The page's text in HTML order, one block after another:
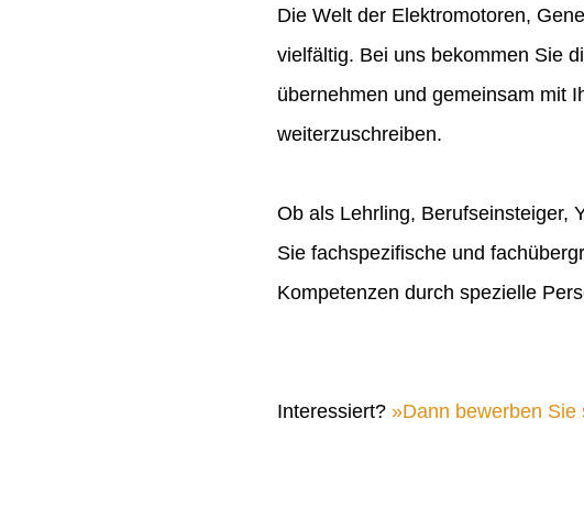
Die Welt der Elektromotoren,
vielfältig. Bei uns bekommen Sie
übernehmen und gemeinsam mit
weiterzuschreiben.
Ob als Lehrling, Berufseinsteiger,
Sie fachspezifische und
Kompetenzen durch spezielle
Interessiert? Dann bewerben Sie